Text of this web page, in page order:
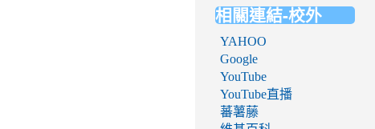
相關連結-校外
YAHOO
Google
YouTube
YouTube直播
蕃薯藤